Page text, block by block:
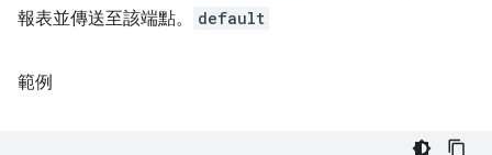
報表並傳送至該端點。
default
範例